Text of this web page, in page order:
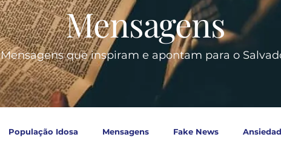
Mensagens
Mensagens que inspiram e apontam para o
População Idosa Mensagens Fake News